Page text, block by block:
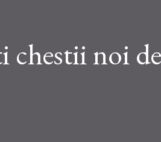
chestii noi